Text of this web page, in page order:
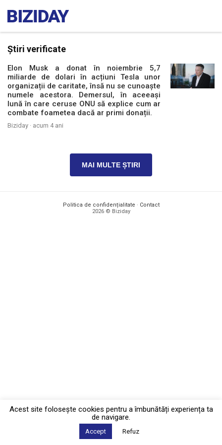
Știri verificate
Elon Musk a donat în noiembrie 5,7
miliarde de dolari în acțiuni Tesla unor
organizații de caritate, însă nu se cunoaște
numele acestora. Demersul, în aceeași
lună în care ceruse ONU să explice cum ar
combate foametea dacă ar primi donații.
Biziday · acum 4 ani
MAI MULTE ȘTIRI
Politica de confidențialitate · Contact
2026 © Biziday
Acest site foloseşte cookies pentru a îmbunătăți experiența ta
de navigare.
Accept Refuz